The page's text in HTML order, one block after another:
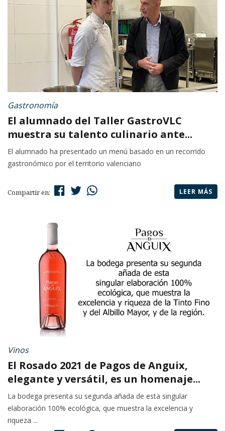
Gastronomía
El alumnado del Taller GastroVLC
muestra su talento culinario ante...
El alumnado ha presentado un menú basado en un recorrido
gastronómico por el territorio valenciano
Compartir en: LEER MÁS
Vinos
El Rosado 2021 de Pagos de Anguix,
elegante y versátil, es un homenaje...
La bodega presenta su segunda añada de esta singular
elaboración 100% ecológica, que muestra la excelencia y
riqueza ...